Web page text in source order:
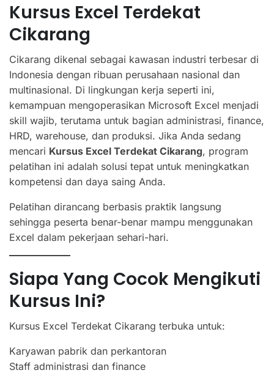
Kursus Excel Terdekat
Cikarang
Cikarang dikenal sebagai kawasan industri terbesar di
Indonesia dengan ribuan perusahaan nasional dan
multinasional. Di lingkungan kerja seperti ini,
kemampuan mengoperasikan Microsoft Excel menjadi
skill wajib, terutama untuk bagian administrasi, finance,
HRD, warehouse, dan produksi. Jika Anda sedang
mencari Kursus Excel Terdekat Cikarang, program
pelatihan ini adalah solusi tepat untuk meningkatkan
kompetensi dan daya saing Anda.
Pelatihan dirancang berbasis praktik langsung
sehingga peserta benar-benar mampu menggunakan
Excel dalam pekerjaan sehari-hari.
Siapa Yang Cocok Mengikuti
Kursus Ini?
Kursus Excel Terdekat Cikarang terbuka untuk:
Karyawan pabrik dan perkantoran
Staff administrasi dan finance